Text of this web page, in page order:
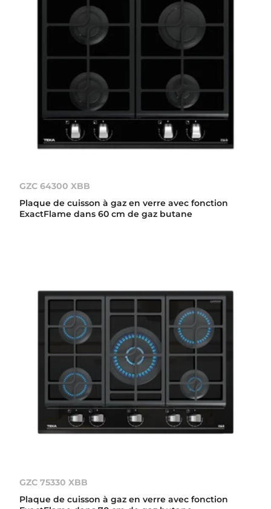
GZC 64300 XBB
Plaque de cuisson à gaz en verre avec fonction
ExactFlame dans 60 cm de gaz butane
GZC 75330 XBB
Plaque de cuisson à gaz en verre avec fonction